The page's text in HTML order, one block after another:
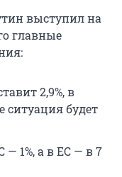
выступил на
главные
2,9%, в
ситуация будет
— 1%, а в ЕС — в 7